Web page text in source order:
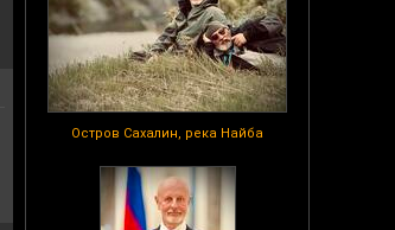
Остров Сахалин, река Найба